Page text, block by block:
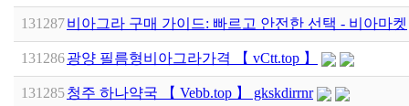
131287비아그라 구매 가이드: 빠르고 안전한 선택 - 비아마켓
131286광양 필름형비아그라가격 【 vCtt.top 】
131285청주 하나약국 【 Vebb.top 】 gkskdirrnr